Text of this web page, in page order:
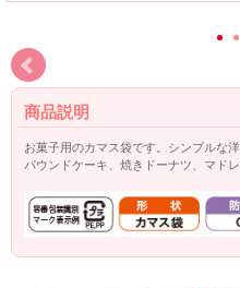
商品説明
お菓子用のカマス袋です。シンプルな
パウンドケーキ、焼きドーナツ、マド